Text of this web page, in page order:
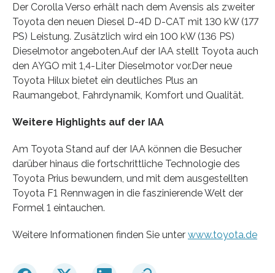
Der Corolla Verso erhält nach dem Avensis als zweiter
Toyota den neuen Diesel D-4D D-CAT mit 130 kW (177
PS) Leistung. Zusätzlich wird ein 100 kW (136 PS)
Dieselmotor angeboten.Auf der IAA stellt Toyota auch
den AYGO mit 1,4-Liter Dieselmotor vor.Der neue
Toyota Hilux bietet ein deutliches Plus an
Raumangebot, Fahrdynamik, Komfort und Qualität.
Weitere Highlights auf der IAA
Am Toyota Stand auf der IAA können die Besucher
darüber hinaus die fortschrittliche Technologie des
Toyota Prius bewundern, und mit dem ausgestellten
Toyota F1 Rennwagen in die faszinierende Welt der
Formel 1 eintauchen.
Weitere Informationen finden Sie unter www.toyota.de